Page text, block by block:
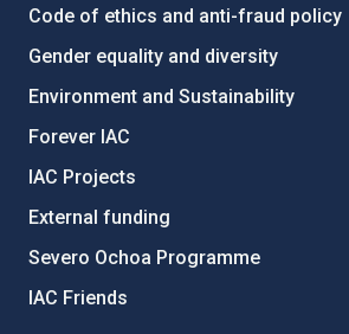
Code of ethics and anti-fraud policy
Gender equality and diversity
Environment and Sustainability
Forever IAC
IAC Projects
External funding
Severo Ochoa Programme
IAC Friends